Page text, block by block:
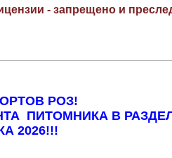
- запрещено и
РОЗ!
ПИТОМНИКА В
2026!!!